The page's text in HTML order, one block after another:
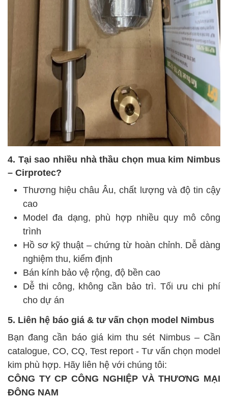
4. Tại sao nhiều nhà thầu chọn mua kim Nimbus
– Cirprotec?
Thương hiệu châu Âu, chất lượng và độ tin cậy
cao
Model đa dạng, phù hợp nhiều quy mô công
trình
Hồ sơ kỹ thuật – chứng từ hoàn chỉnh. Dễ dàng
nghiệm thu, kiểm định
Bán kính bảo vệ rộng, độ bền cao
Dễ thi công, không cần bảo trì. Tối ưu chi phí
cho dự án
5. Liên hệ báo giá & tư vấn chọn model Nimbus
Bạn đang cần báo giá kim thu sét Nimbus – Cần
catalogue, CO, CQ, Test report - Tư vấn chọn model
kim phù hợp. Hãy liên hệ với chúng tôi:
CÔNG TY CP CÔNG NGHIỆP VÀ THƯƠNG MẠI
ĐÔNG NAM